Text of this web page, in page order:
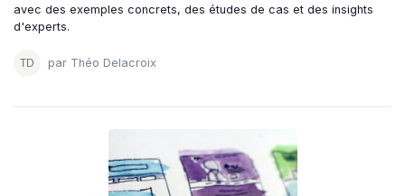
avec des exemples concrets, des études de cas et des insights
d'experts.
par Théo Delacroix